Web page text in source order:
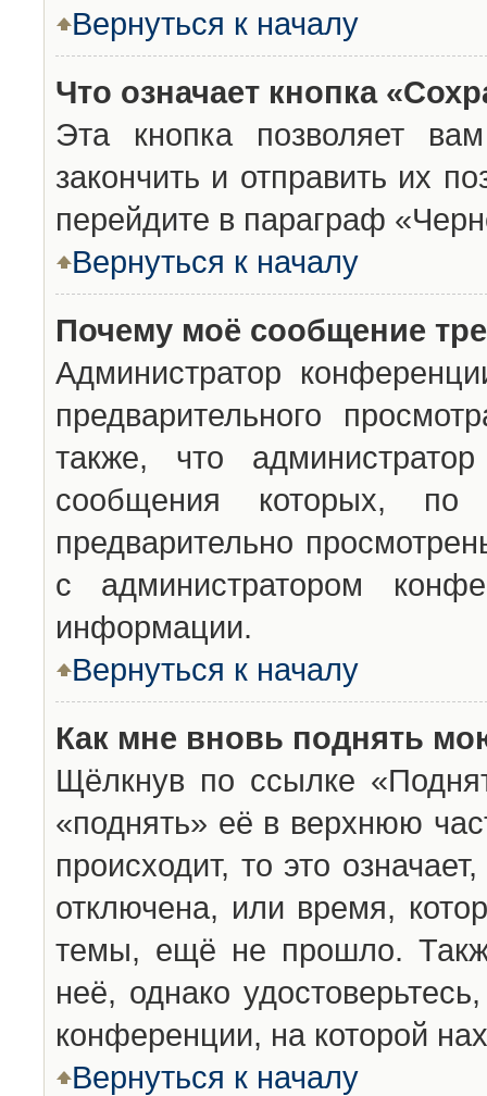
Вернуться к началу
Что означает кнопка
Эта кнопка позволяет
закончить и отправить их
перейдите в параграф
Вернуться к началу
Почему моё сообщение
Администратор
предварительного
также, что
сообщения которых,
предварительно
с администратором
информации.
Вернуться к началу
Как мне вновь поднять
Щёлкнув по ссылке
«поднять» её в верхнюю
происходит, то это
отключена, или время,
темы, ещё не прошло.
неё, однако
конференции, на которой
Вернуться к началу